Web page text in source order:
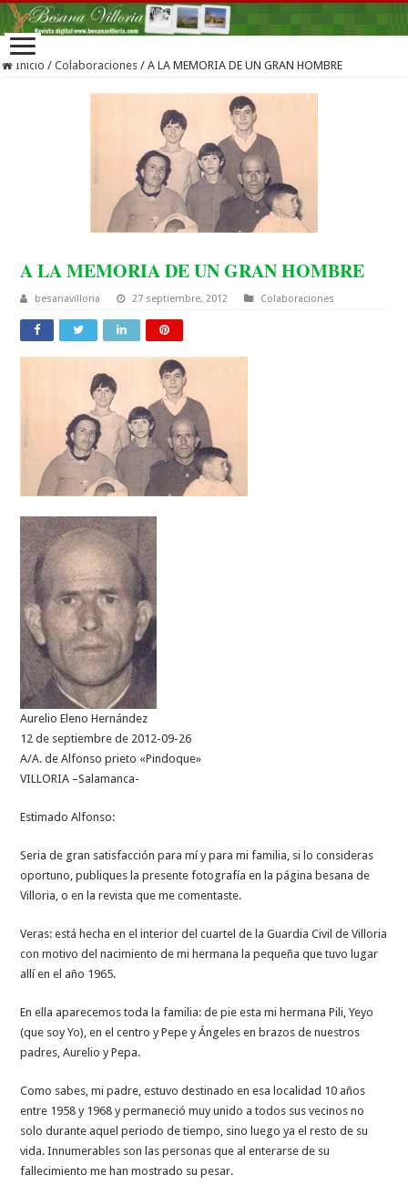
Inicio / Colaboraciones / A LA MEMORIA DE UN GRAN HOMBRE
A LA MEMORIA DE UN GRAN HOMBRE
besanavilloria 27 septiembre, 2012 Colaboraciones
Aurelio Eleno Hernández
12 de septiembre de 2012-09-26
A/A. de Alfonso prieto «Pindoque»
VILLORIA –Salamanca-
Estimado Alfonso:
Seria de gran satisfacción para mí y para mi familia, si lo consideras
oportuno, publiques la presente fotografía en la página besana de
Villoria, o en la revista que me comentaste.
Veras: está hecha en el interior del cuartel de la Guardia Civil de Villoria
con motivo del nacimiento de mi hermana la pequeña que tuvo lugar
allí en el año 1965.
En ella aparecemos toda la familia: de pie esta mi hermana Pili, Yeyo
(que soy Yo), en el centro y Pepe y Ángeles en brazos de nuestros
padres, Aurelio y Pepa.
Como sabes, mi padre, estuvo destinado en esa localidad 10 años
entre 1958 y 1968 y permaneció muy unido a todos sus vecinos no
solo durante aquel periodo de tiempo, sino luego ya el resto de su
vida. Innumerables son las personas que al enterarse de su
fallecimiento me han mostrado su pesar.